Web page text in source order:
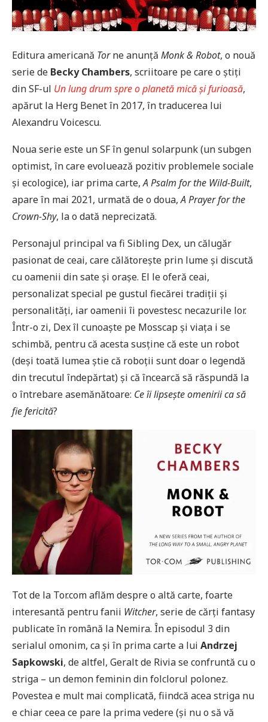
Editura americană Torne anunță Monk & Robot, o nouă
serie de Becky Chambers, scriitoare pe care o știți
din SF-ul Un lung drum spre o planetă mică și furioasă,
apărut la Herg Benet în 2017, în traducerea lui
Alexandru Voicescu.
Noua serie este un SF în genul solarpunk (un subgen
optimist, în care evoluează pozitiv problemele sociale
și ecologice), iar prima carte,A Psalm for the Wild-Built,
apare în mai 2021, urmată de o doua,A Prayer for the
Crown-Shy, la o dată neprecizată.
Personajul principal va fi Sibling Dex, un călugăr
pasionat de ceai, care călătorește prin lume și discută
cu oamenii din sate și orașe. El le oferă ceai,
personalizat special pe gustul fiecărei tradiții și
personalități, iar oamenii îi povestesc necazurile lor.
Într-o zi, Dex îl cunoaște pe Mosscap și viața i se
schimbă, pentru că acesta susține că este un robot
(deși toată lumea știe că roboții sunt doar o legendă
din trecutul îndepărtat) și că încearcă să răspundă la
o întrebare asemănătoare: Ce îi lipsește omenirii ca să
fie fericită?
Tot de la Tor.com aflăm despre o altă carte, foarte
interesantă pentru fanii Witcher, serie de cărți fantasy
publicate în română la Nemira. În episodul 3 din
serialul omonim, ca și în prima carte a lui Andrzej
Sapkowski, de altfel, Geralt de Rivia se confruntă cu o
striga – un demon feminin din folclorul polonez.
Povestea e mult mai complicată, fiindcă acea striga nu
e chiar ceea ce pare la prima vedere (și nu o să vă